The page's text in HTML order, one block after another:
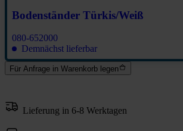
Bodenständer Türkis/Weiß
080-652000
Demnächst lieferbar
Für Anfrage in Warenkorb legen
Lieferung in 6-8 Werktagen